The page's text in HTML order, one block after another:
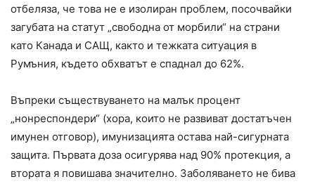
отбеляза, че това не е изолиран проблем, посочвайки
загубата на статут „свободна от морбили“ на страни
като Канада и САЩ, както и тежката ситуация в
Румъния, където обхватът е спаднал до 62%.
Въпреки съществуването на малък процент
„нонреспондери“ (хора, които не развиват достатъчен
имунен отговор), имунизацията остава най-сигурната
защита. Първата доза осигурява над 90% протекция, а
втората я повишава значително. Заболяването не бива